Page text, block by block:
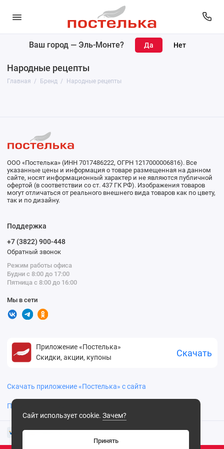
Ваш город — Эль-Монте?
Народные рецепты
Главная Бренд Народные рецепты
Сайт использует cookie. Зачем?
Принять
ООО «Постелька» (ИНН 7017486222, ОГРН 1217000006816). Все
указанные цены и информация о товаре размещенная на данном
сайте, носят информационный характер и не являются публичной
офертой (в соответствии со ст. 437 ГК РФ). Изображения товаров
могут отличаться от реального внешнего вида товаров как по цвету,
так и по дизайну.
Поддержка
+7 (3822) 900-448
Обратный звонок
Режим работы офиса
Будни с 8:00 до 17:00
Пятница с 8:00 до 16:00
Мы в сети
Приложение «Постелька»
Скидки, акции, купоны
Скачать
Скачать приложение «Постелька» с сайта
Политика конфиденциальности